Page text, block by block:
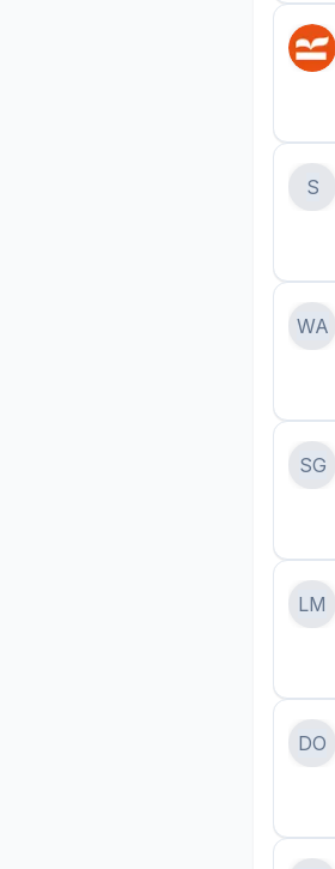
S
WA
SG
LM
DO